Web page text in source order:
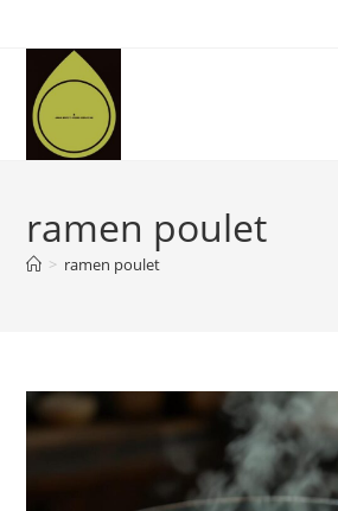
content
ramen poulet
> ramen poulet